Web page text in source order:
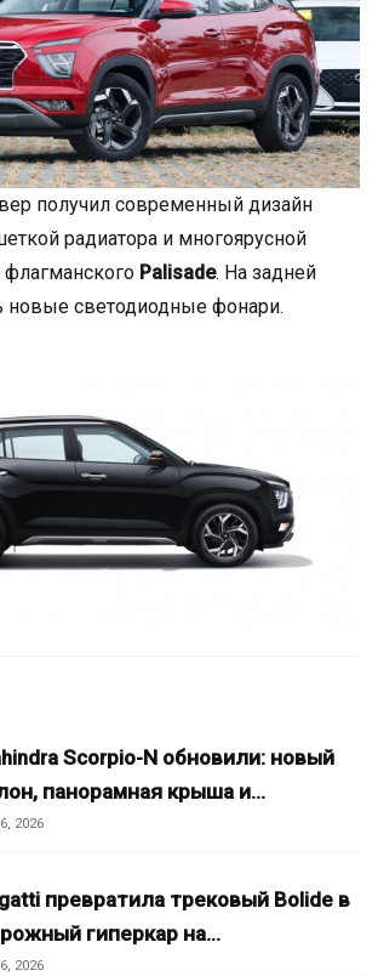
получил современный дизайн
радиатора и многоярусной
флагманского Palisade. На задней
новые светодиодные фонари.
Scorpio-N обновили: новый
панорамная крыша и…
2026
превратила трековый Bolide в
гиперкар на…
2026